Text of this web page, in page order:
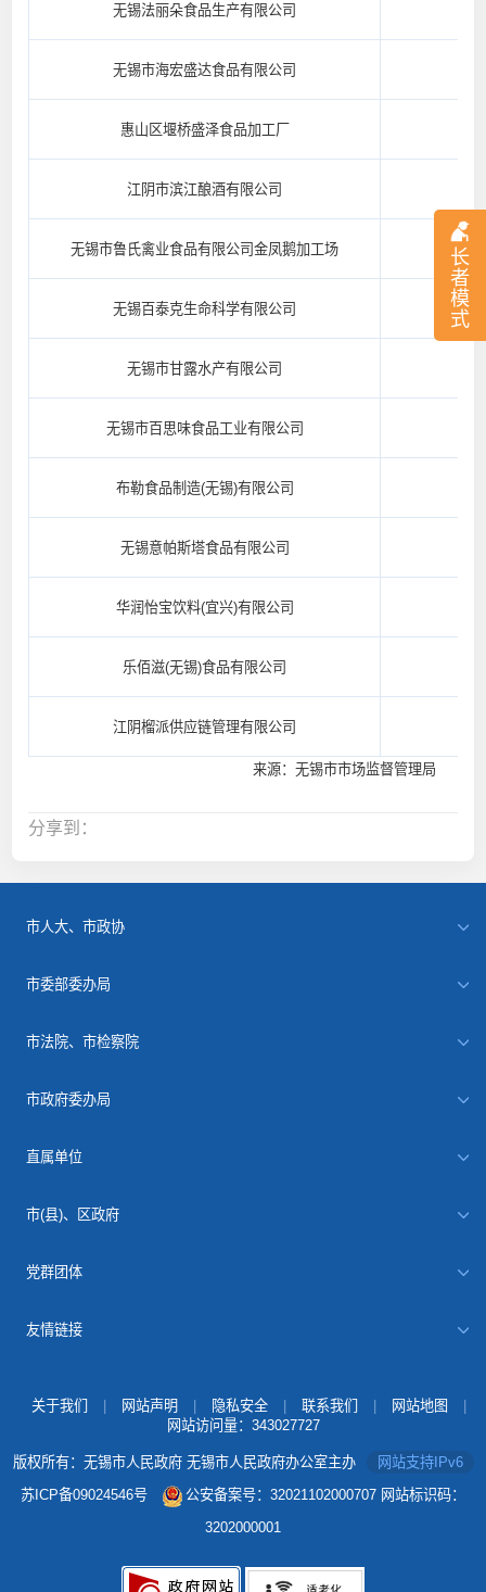
长
者
模
式
无锡法丽朵食品生产有限公司
无锡市海宏盛达食品有限公司
惠山区堰桥盛泽食品加工厂
江阴市滨江酿酒有限公司
无锡市鲁氏禽业食品有限公司金凤鹅加工场
无锡百泰克生命科学有限公司
无锡市甘露水产有限公司
无锡市百思味食品工业有限公司
布勒食品制造(无锡)有限公司
无锡意帕斯塔食品有限公司
华润怡宝饮料(宜兴)有限公司
乐佰滋(无锡)食品有限公司
江阴榴派供应链管理有限公司
来源：无锡市市场监督管理局
分享到：
市人大、市政协
市委部委办局
市法院、市检察院
市政府委办局
直属单位
市(县)、区政府
党群团体
友情链接
关于我们 网站声明 隐私安全 联系我们 网站地图
网站访问量： 343027727
版权所有：无锡市人民政府 无锡市人民政府办公室主办
网站支持IPv6
苏ICP备09024546号
公安备案号：32021102000707 网站标识码：
3202000001